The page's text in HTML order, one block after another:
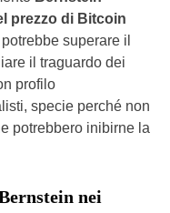
prezzo di Bitcoin
superare il
il traguardo dei
profilo
specie perché non
potrebbero inibirne la
nei